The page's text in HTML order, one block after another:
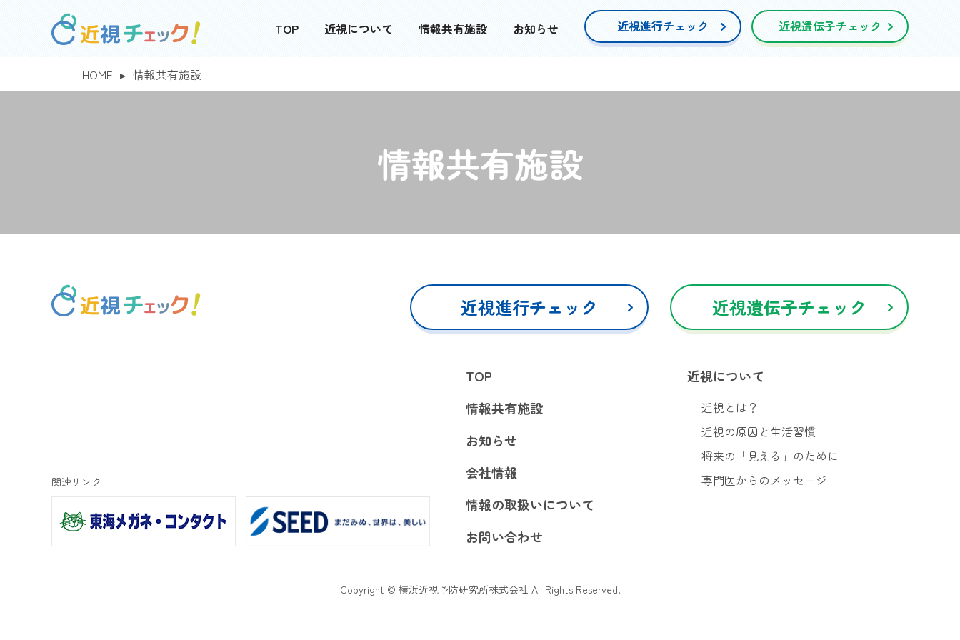
TOP 近視について 情報共有施設 お知らせ 近視進行チェック 近視遺伝子チェック
HOME ▸ 情報共有施設
情報共有施設
近視進行チェック 近視遺伝子チェック
関連リンク
TOP
情報共有施設
お知らせ
会社情報
情報の取扱いについて
お問い合わせ
近視について
近視とは？
近視の原因と生活習慣
将来の「見える」のために
専門医からのメッセージ
Copyright © 横浜近視予防研究所株式会社 All Rights Reserved.